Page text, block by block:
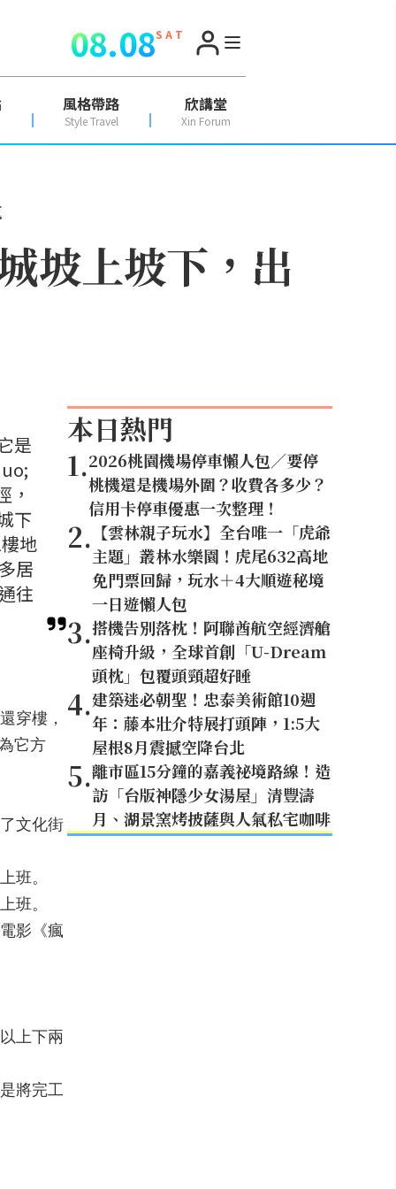
08.08S A T
風格帶路
Style Travel
欣講堂
Xin Forum
坡上坡下，出
是
，
下
地
居
往
穿樓，
它方
文化街
班。
班。
影《瘋
上下兩
將完工
本日熱門
1.2026桃園機場停車懶人包／要停
桃機還是機場外圍？收費各多少？
信用卡停車優惠一次整理！
2. 【雲林親子玩水】全台唯一「虎爺
主題」叢林水樂園！虎尾632高地
免門票回歸，玩水＋4大順遊秘境
一日遊懶人包
3.搭機告別落枕！阿聯酋航空經濟艙
座椅升級，全球首創「U-Dream
頭枕」包覆頭頸超好睡
4.建築迷必朝聖！忠泰美術館10週
年：藤本壯介特展打頭陣，1:5大
屋根8月震撼空降台北
5.離市區15分鐘的嘉義祕境路線！造
訪「台版神隱少女湯屋」清豐濤
月、湖景窯烤披薩與人氣私宅咖啡